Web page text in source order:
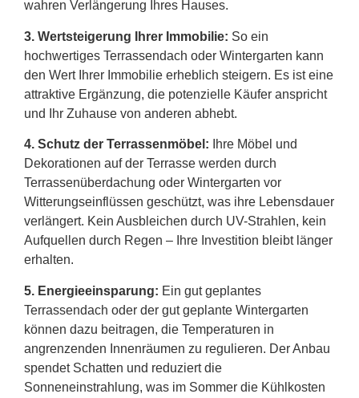
wahren Verlängerung Ihres Hauses.
3. Wertsteigerung Ihrer Immobilie: So ein
hochwertiges Terrassendach oder Wintergarten kann
den Wert Ihrer Immobilie erheblich steigern. Es ist eine
attraktive Ergänzung, die potenzielle Käufer anspricht
und Ihr Zuhause von anderen abhebt.
4. Schutz der Terrassenmöbel: Ihre Möbel und
Dekorationen auf der Terrasse werden durch
Terrassenüberdachung oder Wintergarten vor
Witterungseinflüssen geschützt, was ihre Lebensdauer
verlängert. Kein Ausbleichen durch UV-Strahlen, kein
Aufquellen durch Regen – Ihre Investition bleibt länger
erhalten.
5. Energieeinsparung: Ein gut geplantes
Terrassendach oder der gut geplante Wintergarten
können dazu beitragen, die Temperaturen in
angrenzenden Innenräumen zu regulieren. Der Anbau
spendet Schatten und reduziert die
Sonneneinstrahlung, was im Sommer die Kühlkosten